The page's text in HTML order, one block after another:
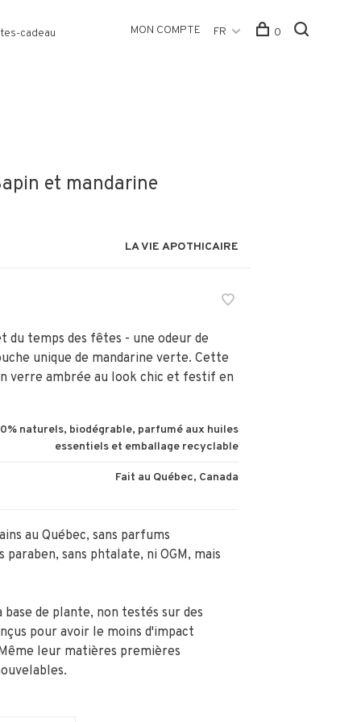
cadeau MON COMPTE FR 0
et mandarine
LA VIE APOTHICAIRE
du temps des fêtes - une odeur de
unique de mandarine verte. Cette
verre ambrée au look chic et festif en
naturels, biodégrable, parfumé aux huiles
essentiels et emballage recyclable
Fait au Québec, Canada
au Québec, sans parfums
sans phtalate, ni OGM, mais
de plante, non testés sur des
pour avoir le moins d'impact
leur matières premières